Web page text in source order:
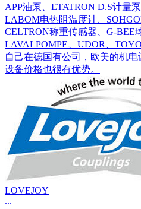
APP油泵、ETATRON D.S计量
LABOM电热阻温度计、
CELTRON称重传感器、G-BEE
LAVALPOMPE、UDOR、
自己在德国有公司，欧美的机
设备价格也很有优势。
LOVEJOY
...